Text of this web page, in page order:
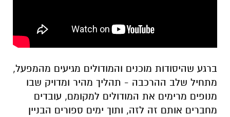
ברגע שהיסודות מוכנים והמודולים מגיעים מהמפעל,
מתחיל שלב ההרכבה - תהליך מהיר ומדויק שבו
מנופים מרימים את המודולים למקומם, עובדים
מחברים אותם זה לזה, ותוך ימים ספורים הבניין